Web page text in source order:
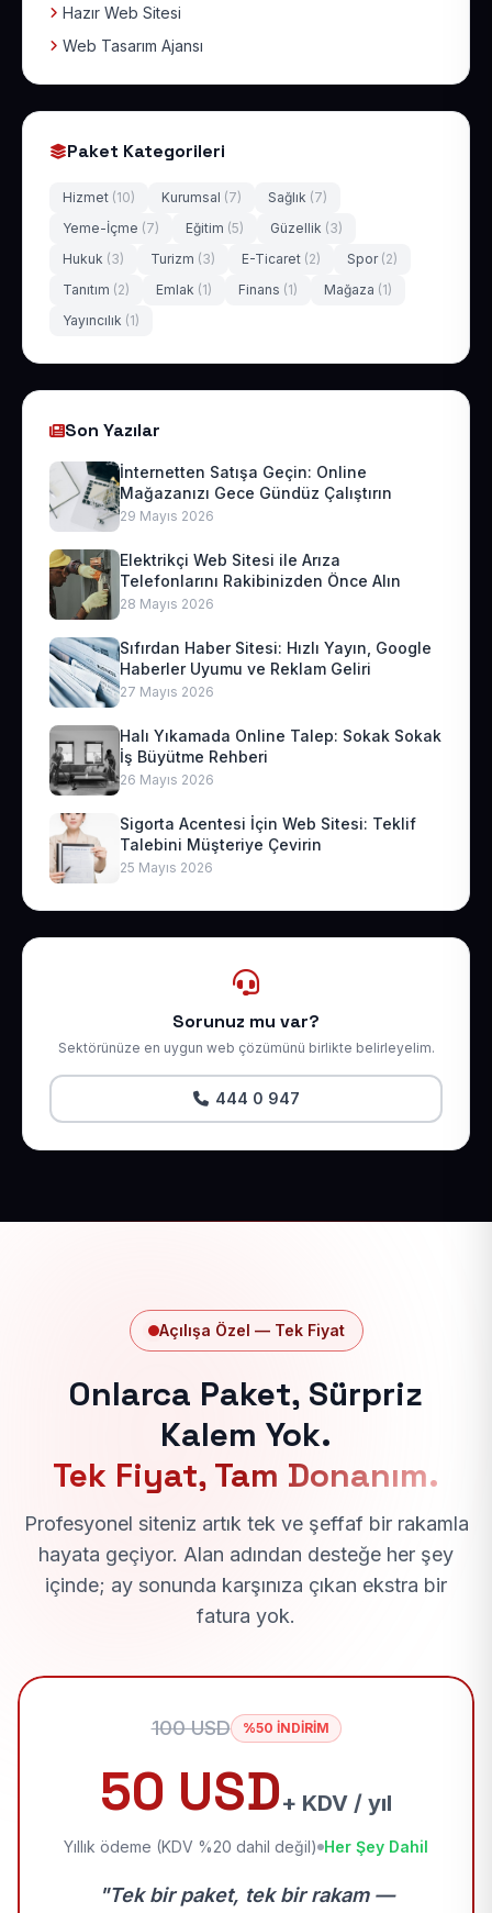
Hazır Web Sitesi
Web Tasarım Ajansı
Paket Kategorileri
Hizmet (10) Kurumsal (7) Sağlık (7)
Yeme-İçme (7) Eğitim (5) Güzellik (3)
Hukuk (3) Turizm (3) E-Ticaret (2) Spor (2)
Tanıtım (2) Emlak (1) Finans (1) Mağaza (1)
Yayıncılık (1)
Son Yazılar
İnternetten Satışa Geçin: Online
Mağazanızı Gece Gündüz Çalıştırın
29 Mayıs 2026
Elektrikçi Web Sitesi ile Arıza
Telefonlarını Rakibinizden Önce Alın
28 Mayıs 2026
Sıfırdan Haber Sitesi: Hızlı Yayın, Google
Haberler Uyumu ve Reklam Geliri
27 Mayıs 2026
Halı Yıkamada Online Talep: Sokak Sokak
İş Büyütme Rehberi
26 Mayıs 2026
Sigorta Acentesi İçin Web Sitesi: Teklif
Talebini Müşteriye Çevirin
25 Mayıs 2026
Sorunuz mu var?
Sektörünüze en uygun web çözümünü birlikte belirleyelim.
444 0 947
Açılışa Özel — Tek Fiyat
Onlarca Paket, Sürpriz
Kalem Yok.
Tek Fiyat, Tam Donanım.
Profesyonel siteniz artık tek ve şeffaf bir rakamla
hayata geçiyor. Alan adından desteğe her şey
içinde; ay sonunda karşınıza çıkan ekstra bir
fatura yok.
100 USD %50 İNDİRİM
50 USD+ KDV / yıl
Yıllık ödeme (KDV %20 dahil değil) Her Şey Dahil
"Tek bir paket, tek bir rakam —